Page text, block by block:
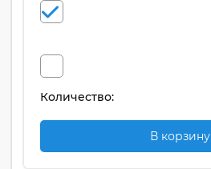
Количество:
В корзину